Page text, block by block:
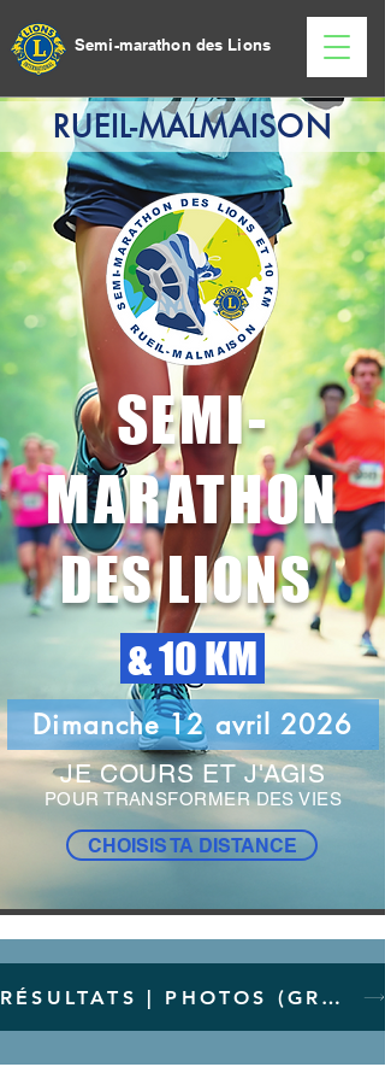
Semi-marathon des Lions
RUEIL-MALMAISON
SEMI-
MARATHON
DES LIONS
& 10 KM
Dimanche 12 avril 2026
JE COURS ET J'AGIS
POUR TRANSFORMER DES VIES
CHOISIS TA DISTANCE
RÉSULTATS | PHOTOS (GRATUITES)